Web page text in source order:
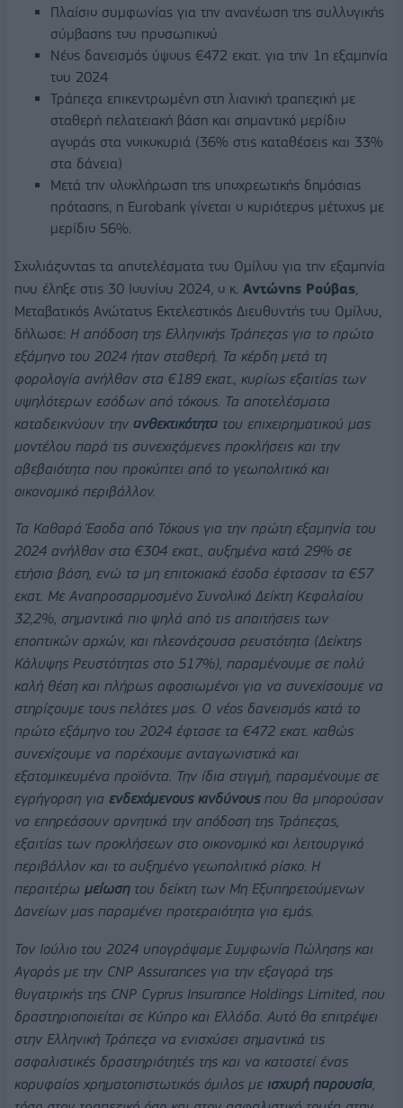
Πλαίσιο συμφωνίας για την ανανέωση της συλλογικής
σύμβασης του προσωπικού
Νέος δανεισμός ύψους €472 εκατ. για την 1η εξαμηνία
του 2024
Τράπεζα επικεντρωμένη στη λιανική τραπεζική με
σταθερή πελατειακή βάση και σημαντικό μερίδιο
αγοράς στα νοικοκυριά (36% στις καταθέσεις και 33%
στα δάνεια)
Μετά την ολοκλήρωση της υποχρεωτικής δημόσιας
πρότασης, η Eurobank γίνεται ο κυριότερος μέτοχος με
μερίδιο 56%.
Σχολιάζοντας τα αποτελέσματα του Ομίλου για την εξαμηνία
που έληξε στις 30 Ιουνίου 2024, ο κ. Αντώνης Ρούβας
Μεταβατικός Ανώτατος Εκτελεστικός Διευθυντής του Ομίλου,
δήλωσε: Η απόδοση της Ελληνικής Τράπεζας για το πρώτο
εξάμηνο του 2024 ήταν σταθερή. Τα κέρδη μετά τη
φορολογία ανήλθαν στα €189 εκατ., κυρίως εξαιτίας των
υψηλότερων εσόδων από τόκους. Τα αποτελέσματα
καταδεικνύουν την ανθεκτικότητα του επιχειρηματικού μας
μοντέλου παρά τις συνεχιζόμενες προκλήσεις και την
αβεβαιότητα που προκύπτει από το γεωπολιτικό και
οικονομικό περιβάλλον.
Τα Καθαρά Έσοδα από Τόκους για την πρώτη εξαμηνία του
2024 ανήλθαν στα €304 εκατ., αυξημένα κατά 29% σε
ετήσια βάση, ενώ τα μη επιτοκιακά έσοδα έφτασαν τα €57
εκατ. Με Αναπροσαρμοσμένο Συνολικό Δείκτη Κεφαλαίου
32,2%, σημαντικά πιο ψηλά από τις απαιτήσεις των
εποπτικών αρχών, και πλεονάζουσα ρευστότητα (Δείκτης
Κάλυψης Ρευστότητας στο 517%), παραμένουμε σε πολύ
καλή θέση και πλήρως αφοσιωμένοι για να συνεχίσουμε να
στηρίζουμε τους πελάτες μας. Ο νέος δανεισμός κατά το
πρώτο εξάμηνο του 2024 έφτασε τα €472 εκατ. καθώς
συνεχίζουμε να παρέχουμε ανταγωνιστικά και
εξατομικευμένα προϊόντα. Την ίδια στιγμή, παραμένουμε σε
εγρήγορση για ενδεχόμενους κινδύνουςπου θα μπορούσαν
να επηρεάσουν αρνητικά την απόδοση της Τράπεζας,
εξαιτίας των προκλήσεων στο οικονομικό και λειτουργικό
περιβάλλον και το αυξημένο γεωπολιτικό ρίσκο. Η
περαιτέρω μείωσητου δείκτη των Μη Εξυπηρετούμενων
Δανείων μας παραμένει προτεραιότητα για εμάς.
Τον Ιούλιο του 2024 υπογράψαμε Συμφωνία Πώλησης και
Αγοράς με την CNP Assurances για την εξαγορά της
θυγατρικής της CNP Cyprus Insurance Holdings Limited, που
δραστηριοποιείται σε Κύπρο και Ελλάδα. Αυτό θα επιτρέψει
στην Ελληνική Τράπεζα να ενισχύσει σημαντικά τις
ασφαλιστικές δραστηριότητές της και να καταστεί ένας
κορυφαίος χρηματοπιστωτικός όμιλος με ισχυρή παρουσία,